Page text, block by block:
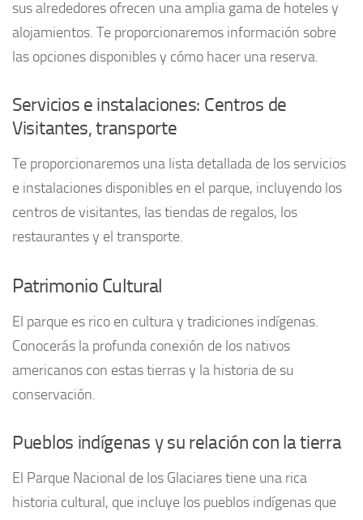
sus alrededores ofrecen una amplia gama de hoteles y
alojamientos. Te proporcionaremos información sobre
las opciones disponibles y cómo hacer una reserva.
Servicios e instalaciones: Centros de
Visitantes, transporte
Te proporcionaremos una lista detallada de los servicios
e instalaciones disponibles en el parque, incluyendo los
centros de visitantes, las tiendas de regalos, los
restaurantes y el transporte.
Patrimonio Cultural
El parque es rico en cultura y tradiciones indígenas.
Conocerás la profunda conexión de los nativos
americanos con estas tierras y la historia de su
conservación.
Pueblos indígenas y su relación con la tierra
El Parque Nacional de los Glaciares tiene una rica
historia cultural, que incluye los pueblos indígenas que